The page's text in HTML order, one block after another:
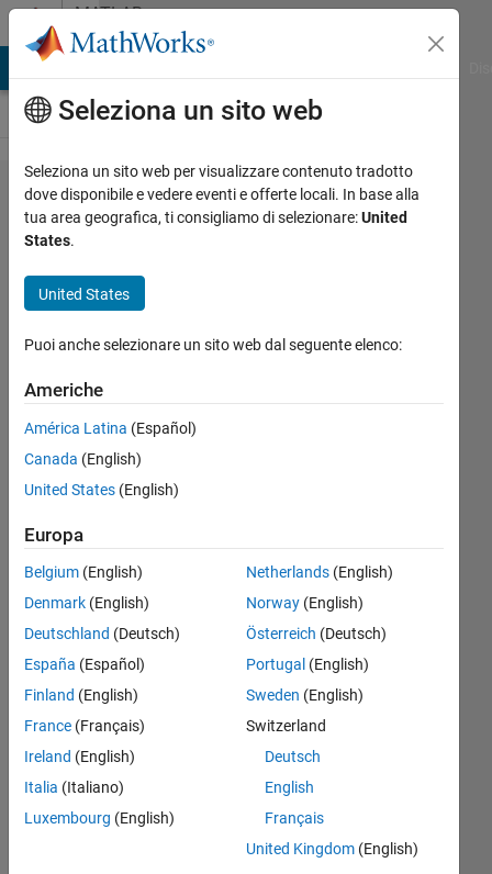
Vai al contenutoMATLAB
Answers
Hi, i am
facing a
simulation
simulink.
the error
is shown
in figure
(attached)
simulink
model is
also
attached
in zip file.
please
help me to
remove
this error
and run
Seleziona un sito web
Seleziona un sito web per visualizzare contenuto tradotto
dove disponibile e vedere eventi e offerte locali. In base alla
tua area geografica, ti consigliamo di selezionare:United
States.
United States
Puoi anche selezionare un sito web dal seguente elenco:
Americhe
América Latina (Español)
Canada (English)
United States (English)
Europa
Belgium (English)
Denmark (English)
Deutschland (Deutsch)
España (Español)
Finland (English)
France (Français)
Ireland (English)
Italia (Italiano)
Luxembourg (English)
Netherlands(English)
Norway(English)
Österreich (Deutsch)
Portugal (English)
Sweden (English)
Switzerland
Deutsch
English
Français
United Kingdom(English)